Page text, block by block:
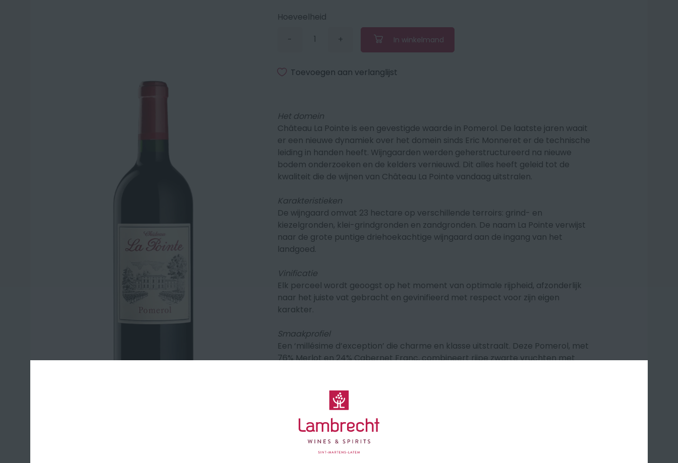
Hoeveelheid
-Verminder
met
+Vermeerder
1
In winkelmand
Toevoegen aan verlanglijst
Het domein
Château La Pointe is een gevestigde waarde in Pomerol. De laatste jaren waait
er een nieuwe dynamiek over het domein sinds Eric Monneret er de technische
leiding in handen heeft. Wijngaarden werden geherstructureerd na nieuwe
bodem onderzoeken en de kelders vernieuwd. Dit alles heeft geleid tot de
kwaliteit die de wijnen van Château La Pointe vandaag uitstralen.
Karakteristieken
De wijngaard omvat 23 hectare op verschillende terroirs: grind- en
kiezelgronden, klei-grindgronden en zandgronden. De naam La Pointe verwijst
naar de grote puntige driehoekachtige wijngaard aan de ingang van het
landgoed.
Vinificatie
Elk perceel wordt geoogst op het moment van optimale rijpheid, afzonderlijk
naar het juiste vat gebracht en gevinifieerd met respect voor zijn eigen
karakter.
Smaakprofiel
Een ‘millésime d’exception’ die charme en klasse uitstraalt. Deze Pomerol, met
76% Merlot en 24% Cabernet Franc, combineert rijpe zwarte vruchten met
Druivensoort
76%Merlot, 24% Cabernet Franc
Herkomst
Bordeaux ,Pomerol (Frankrijk)